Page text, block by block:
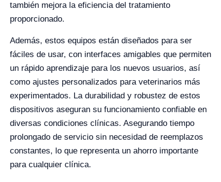
también mejora la eficiencia del tratamiento
proporcionado.
Además, estos equipos están diseñados para ser
fáciles de usar, con interfaces amigables que permiten
un rápido aprendizaje para los nuevos usuarios, así
como ajustes personalizados para veterinarios más
experimentados. La durabilidad y robustez de estos
dispositivos aseguran su funcionamiento confiable en
diversas condiciones clínicas. Asegurando tiempo
prolongado de servicio sin necesidad de reemplazos
constantes, lo que representa un ahorro importante
para cualquier clínica.